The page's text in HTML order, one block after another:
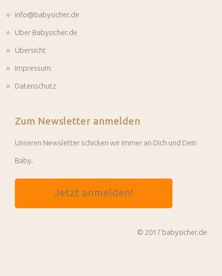
info@babysicher.de
Über Babysicher.de
Übersicht
Impressum
Datenschutz
Zum Newsletter anmelden
Unseren Newsletter schicken wir immer an Dich und Dein
Baby.
Jetzt anmelden!
© 2017 babysicher.de